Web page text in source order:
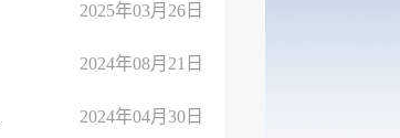
2025年03月26日
2024年08月21日
2024年04月30日